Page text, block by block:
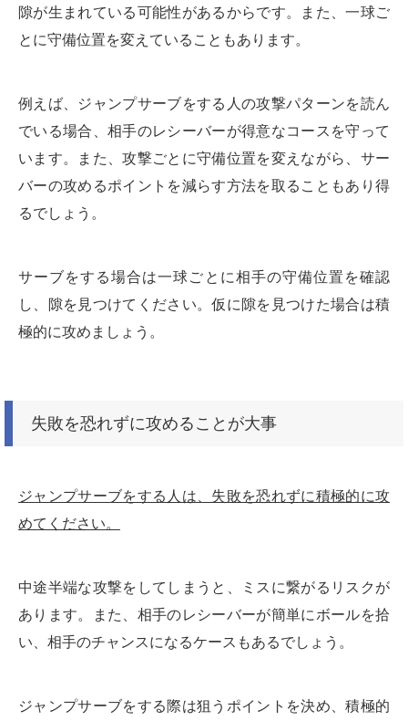
隙が生まれている可能性があるからです。また、一球ご
とに守備位置を変えていることもあります。
例えば、ジャンプサーブをする人の攻撃パターンを読ん
でいる場合、相手のレシーバーが得意なコースを守って
います。また、攻撃ごとに守備位置を変えながら、サー
バーの攻めるポイントを減らす方法を取ることもあり得
るでしょう。
サーブをする場合は一球ごとに相手の守備位置を確認
し、隙を見つけてください。仮に隙を見つけた場合は積
極的に攻めましょう。
失敗を恐れずに攻めることが大事
ジャンプサーブをする人は、失敗を恐れずに積極的に攻
めてください。
中途半端な攻撃をしてしまうと、ミスに繋がるリスクが
あります。また、相手のレシーバーが簡単にボールを拾
い、相手のチャンスになるケースもあるでしょう。
ジャンプサーブをする際は狙うポイントを決め、積極的